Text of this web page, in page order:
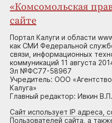
«Комсомольская
сайте
Портал Калуги и области
как СМИ Федеральной
связи, информационных
коммуникаций 11 августа
Эл №ФС77-58967
Учредитель: ООО
Калуга»
Главный редактор: Ивкин В.П.
Сайт использует IP адреса,
Пользователей сайта, а